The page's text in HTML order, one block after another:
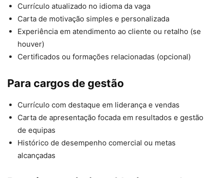
Currículo atualizado no idioma da vaga
Carta de motivação simples e personalizada
Experiência em atendimento ao cliente ou retalho (se
houver)
Certificados ou formações relacionadas (opcional)
Para cargos de gestão
Currículo com destaque em liderança e vendas
Carta de apresentação focada em resultados e gestão
de equipas
Histórico de desempenho comercial ou metas
alcançadas